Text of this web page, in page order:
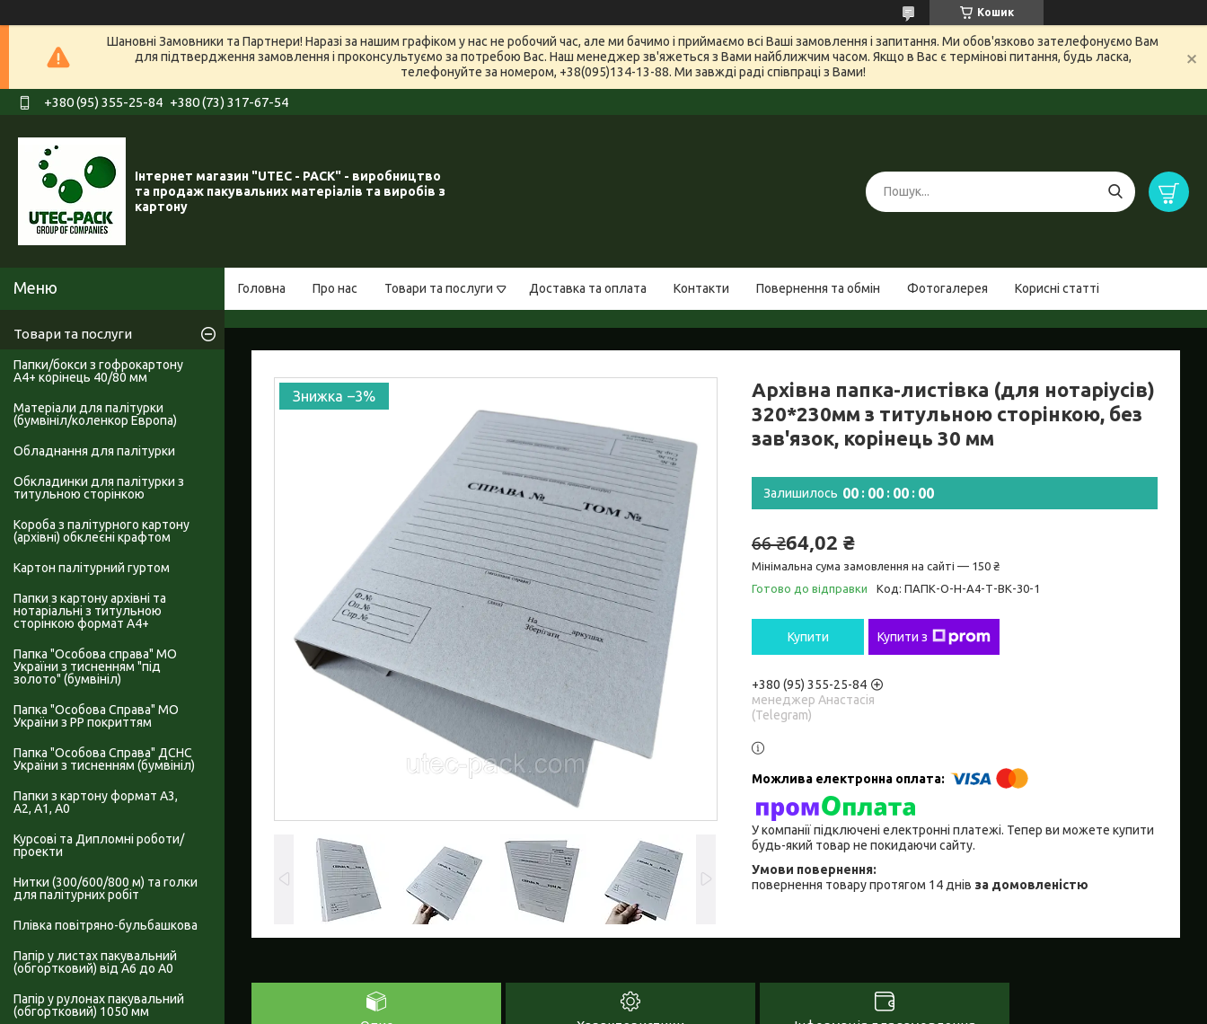
Кошик
Шановні Замовники та Партнери! Наразі за нашим графіком у нас не робочий час, але ми бачимо і приймаємо всі Ваші замовлення і запитання. Ми обов'язково зателефонуємо Вам
для підтвердження замовлення і проконсультуємо за потребою Вас. Наш менеджер зв'яжеться з Вами найближчим часом. Якщо в Вас є термінові питання, будь ласка,
телефонуйте за номером, +38(095)134-13-88. Ми завжді раді співпраці з Вами!
+380 (95) 355-25-84 +380 (73) 317-67-54
Інтернет магазин "UTEC - PACK" - виробництво
та продаж пакувальних матеріалів та виробів з
картону
Головна Про нас Товари та послуги Доставка та оплата Контакти Повернення та обмін Фотогалерея Корисні статті
–3%
Архівна папка-листівка (для нотаріусів)
320*230мм з титульною сторінкою, без
зав'язок, корінець 30 мм
Залишилось 00 00 00 00
66 ₴64,02 ₴
Мінімальна сума замовлення на сайті — 150 ₴
Готово до відправки
Код: ПАПК-О-Н-А4-Т-ВК-30-1
Купити Купити з
+380 (95) 355-25-84
менеджер Анастасія
(Telegram)
У компанії підключені електронні платежі. Тепер ви можете купити
будь-який товар не покидаючи сайту.
повернення товару протягом 14 днів за домовленістю
Товари та послуги
Папки/бокси з гофрокартону
А4+ корінець 40/80 мм
Матеріали для палітурки
(бумвініл/коленкор Европа)
Обладнання для палітурки
Обкладинки для палітурки з
титульною сторінкою
Короба з палітурного картону
(архівні) обклеєні крафтом
Картон палітурний гуртом
Папки з картону архівні та
нотаріальні з титульною
сторінкою формат А4+
Папка "Особова справа" МО
України з тисненням "під
золото" (бумвініл)
Папка "Особова Справа" МО
України з PP покриттям
Папка "Особова Справа" ДСНС
України з тисненням (бумвініл)
Папки з картону формат А3,
А2, А1, А0
Курсові та Дипломні роботи/
проекти
Нитки (300/600/800 м) та голки
для палітурних робіт
Плівка повітряно-бульбашкова
Папір у листах пакувальний
(обгортковий) від А6 до А0
Папір у рулонах пакувальний
(обгортковий) 1050 мм